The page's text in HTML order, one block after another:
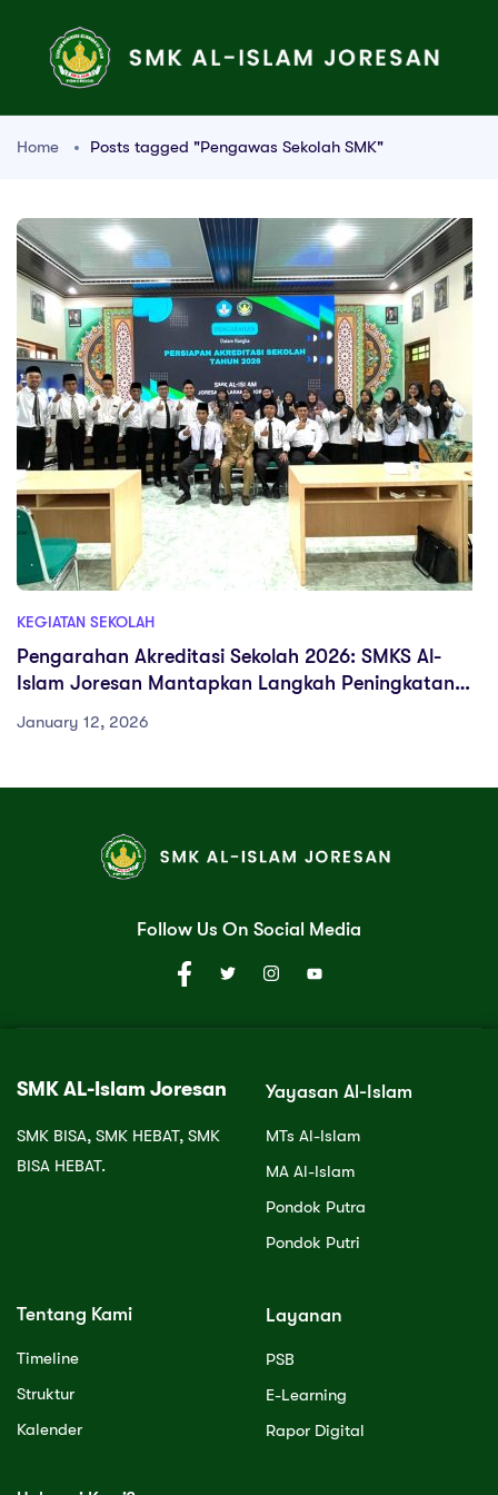
Home Posts tagged "Pengawas Sekolah SMK"
KEGIATAN SEKOLAH
Pengarahan Akreditasi Sekolah 2026: SMKS Al-
Islam Joresan Mantapkan Langkah Peningkatan
January 12, 2026
Follow Us On Social Media
SMK AL-Islam Joresan
SMK BISA, SMK HEBAT, SMK
BISA HEBAT.
Yayasan Al-Islam
MTs Al-Islam
MA Al-Islam
Pondok Putra
Pondok Putri
Tentang Kami
Timeline
Struktur
Kalender
Layanan
PSB
E-Learning
Rapor Digital